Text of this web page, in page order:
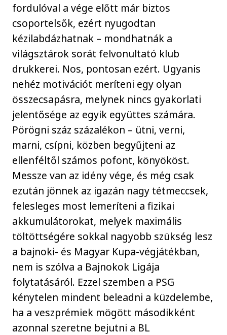
fordulóval a vége előtt már biztos
csoportelsők, ezért nyugodtan
kézilabdázhatnak – mondhatnák a
világsztárok sorát felvonultató klub
drukkerei. Nos, pontosan ezért. Ugyanis
nehéz motivációt meríteni egy olyan
összecsapásra, melynek nincs gyakorlati
jelentősége az egyik együttes számára.
Pörögni száz százalékon – ütni, verni,
marni, csípni, közben begyűjteni az
ellenféltől számos pofont, könyököst.
Messze van az idény vége, és még csak
ezután jönnek az igazán nagy tétmeccsek,
felesleges most lemeríteni a fizikai
akkumulátorokat, melyek maximális
töltöttségére sokkal nagyobb szükség lesz
a bajnoki- és Magyar Kupa-végjátékban,
nem is szólva a Bajnokok Ligája
folytatásáról. Ezzel szemben a PSG
kénytelen mindent beleadni a küzdelembe,
ha a veszprémiek mögött másodikként
azonnal szeretne bejutni a BL